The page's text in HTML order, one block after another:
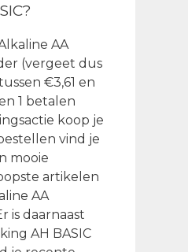
AA
(vergeet dus
€3,61 en
1 betalen
koop je
vind je
mooie
artikelen
AA
is daarnaast
AH BASIC